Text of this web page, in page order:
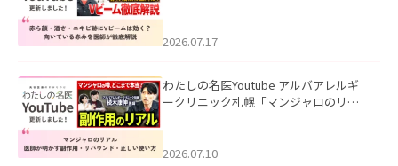
した。
2026.07.17
わたしの名医Youtube アルバアレルギ
ークリニック札幌「マンジャロのリア
た。
2026.07.10